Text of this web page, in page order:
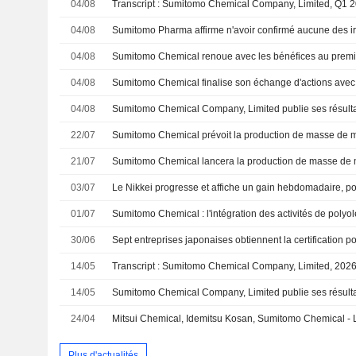
04/08
04/08
04/08 Sumitomo Chemical renoue avec les bénéfices au
04/08
04/08
22/07
21/07
03/07
01/07
30/06
14/05
14/05
24/04